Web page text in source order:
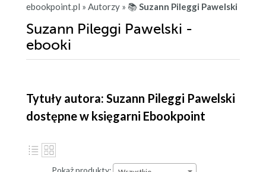
ebookpoint.pl » Autorzy » 📚Suzann Pileggi Pawelski
Suzann Pileggi Pawelski -
ebooki
Tytuły autora: Suzann Pileggi Pawelski
dostępne w księgarni Ebookpoint
Pokaż produkty: